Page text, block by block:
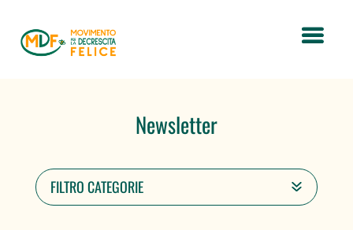
Newsletter
FILTRO CATEGORIE